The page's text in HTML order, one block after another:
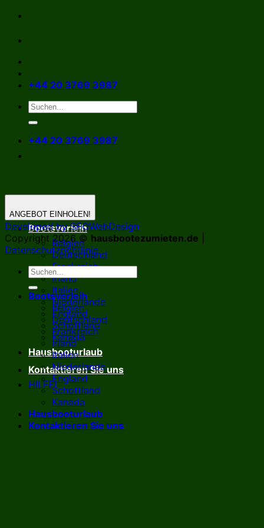
Zum
springen
+44 20 3769 3987
+44 20 3769 3987
Bootsverleih
Belgien
Deutschland
Frankreich
Irland
Italien
Niederlande
England
Schottland
Kanada
Hausbooturlaub
Kontaktieren Sie uns
HILFE!
ANGEBOT EINHOLEN!
Developed by SEOWebDesign
Copyright 2026 © hausbootezumieten.de
Datenschutzrichtlinie
Bootsverleih
Belgien
Deutschland
Frankreich
Irland
Italien
Niederlande
England
Schottland
Kanada
Hausbooturlaub
Kontaktieren Sie uns